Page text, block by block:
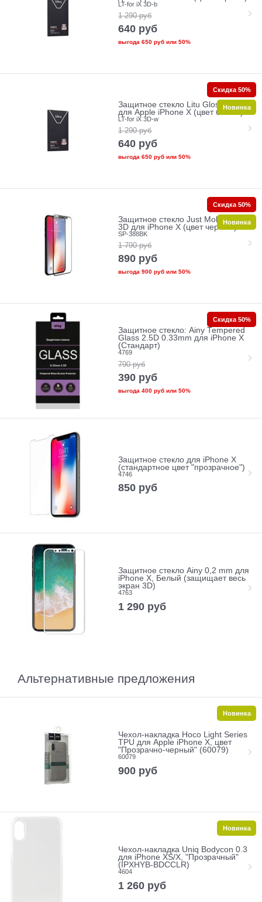
LT-for iX 3D-b
1 290 руб
640 руб
выгода 650 рубили 50%
Защитное стекло Litu Glossy 3D
для Apple iPhone X (цвет белый)
LT-for iX 3D-w
1 290 руб
640 руб
выгода 650 рубили 50%
Скидка 50%
Новинка
Защитное стекло Just Mobile Xkin
3D для iPhone X (цвет черный)
SP-388BK
1 790 руб
890 руб
выгода 900 рубили 50%
Скидка 50%
Новинка
Защитное стекло: Ainy Tempered
Glass 2.5D 0.33mm для iPhone X
(Стандарт)
4769
790 руб
390 руб
выгода 400 рубили 50%
Скидка 50%
Защитное стекло для iPhone X
(стандартное цвет "прозрачное")
4746
850 руб
Защитное стекло Ainy 0,2 mm для
iPhone X, Белый (защищает весь
экран 3D)
4763
1 290 руб
Альтернативные предложения
Чехол-накладка Hoco Light Series
TPU для Apple iPhone X, цвет
"Прозрачно-черный" (60079)
60079
900 руб
Новинка
Чехол-накладка Uniq Bodycon 0.3
для iPhone XS/X, "Прозрачный"
(IPXHYB-BDCCLR)
4604
1 260 руб
Новинка